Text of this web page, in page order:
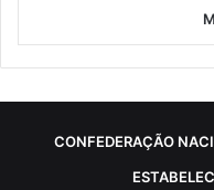
CONFEDERAÇÃO